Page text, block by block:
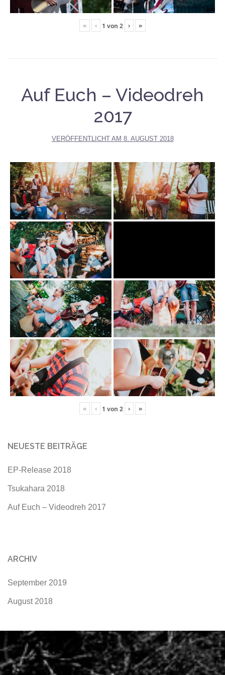
« ‹ 1 von 2 › »
Auf Euch – Videodreh
2017
VERÖFFENTLICHT AM 8. AUGUST 2018
« ‹ 1 von 2 › »
NEUESTE BEITRÄGE
EP-Release 2018
Tsukahara 2018
Auf Euch – Videodreh 2017
ARCHIV
September 2019
August 2018